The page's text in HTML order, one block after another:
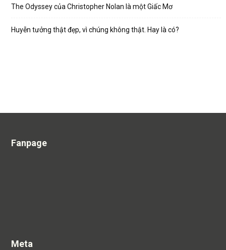
The Odyssey của Christopher Nolan là một Giấc Mơ
Huyễn tưởng thật đẹp, vì chúng không thật. Hay là có?
Fanpage
Meta